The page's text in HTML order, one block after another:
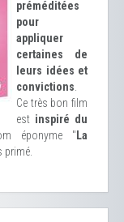
préméditées
pour
appliquer
certaines de
leurs idées et
convictions
Ce très bon film
est inspiré du
éponyme " La